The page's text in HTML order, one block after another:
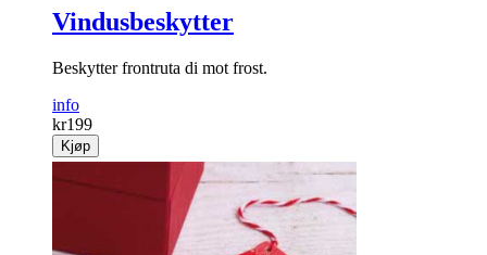
Vindusbeskytter
Beskytter frontruta di mot frost.
info
kr199
Kjøp